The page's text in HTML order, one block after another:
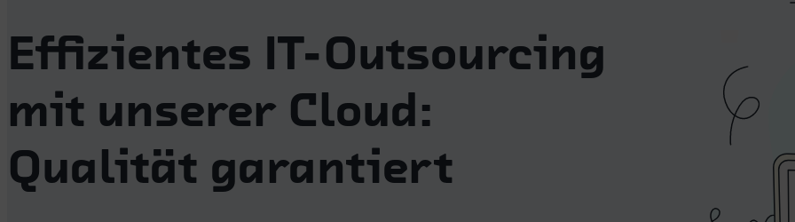
Effizientes IT-Outsourcing
mit unserer Cloud:
Qualität garantiert